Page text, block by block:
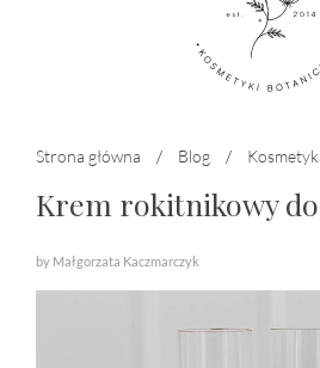
Strona główna / Blog /
Krem rokitnikowy
by Małgorzata Kaczmarczyk